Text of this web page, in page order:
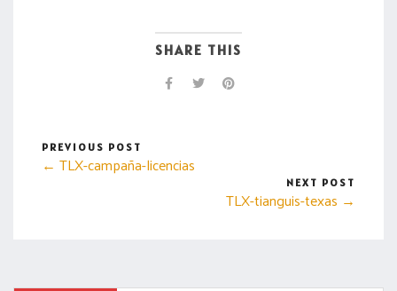
SHARE THIS
PREVIOUS POST
← TLX-campaña-licencias
NEXT POST
TLX-tianguis-texas →